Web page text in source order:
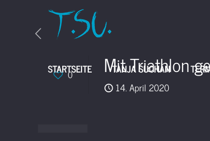
STARTSEITE TANJA SUCHAN
0 Mit Triathlon
14. April 2020